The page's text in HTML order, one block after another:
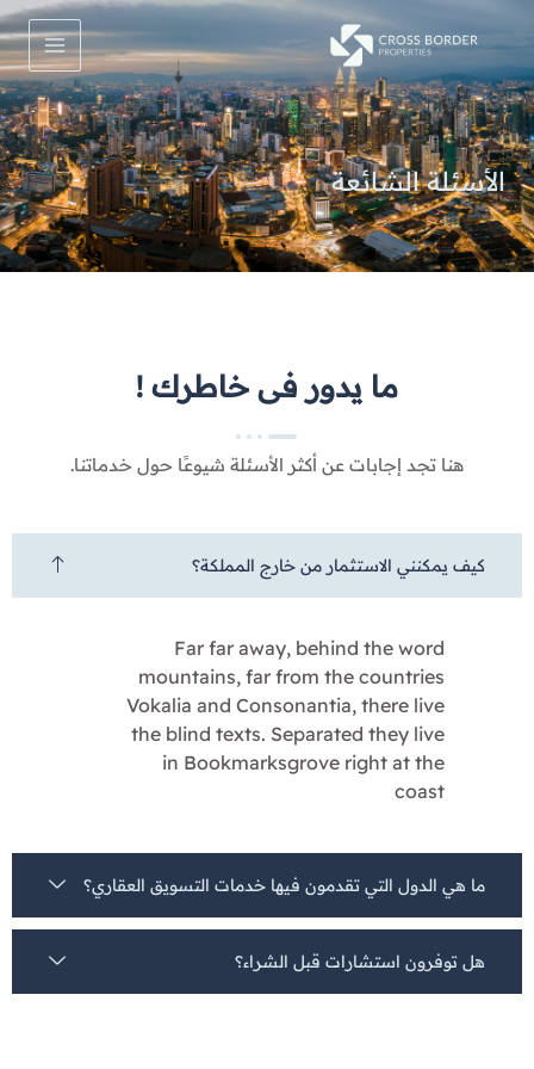
المحتوى
Main
Menu
الأسئلة الشائعة
ما يدور فى خاطرك !
هنا تجد إجابات عن أكثر الأسئلة شيوعًا حول خدماتنا.
كيف يمكنني الاستثمار من خارج المملكة؟
Far far away, behind the word
mountains, far from the countries
Vokalia and Consonantia, there live
the blind texts. Separated they live
in Bookmarksgrove right at the
coast
ما هي الدول التي تقدمون فيها خدمات التسويق العقاري؟
هل توفرون استشارات قبل الشراء؟